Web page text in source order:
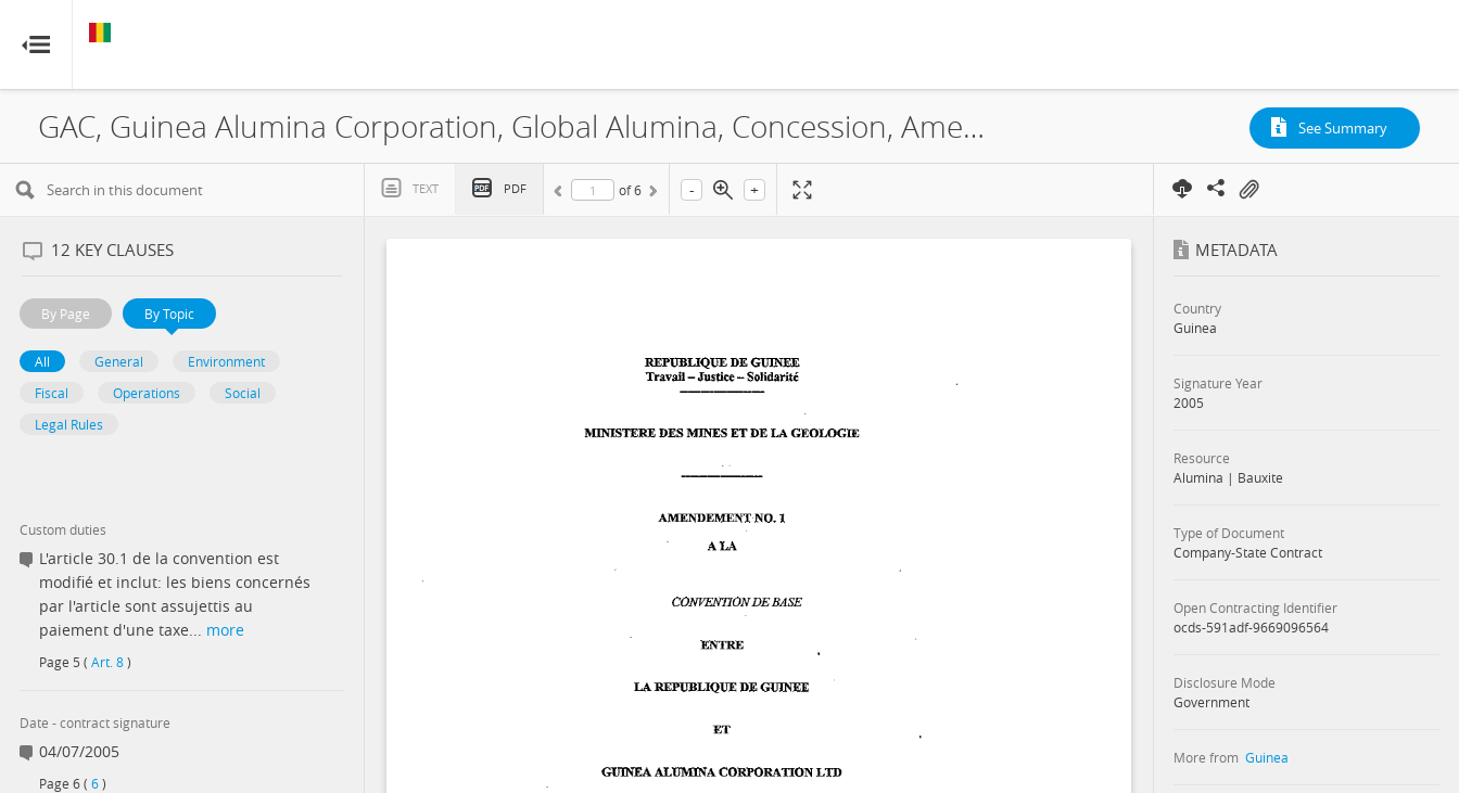
GUINEA
RESOURCE CONTRACTS
Home
FAQs
Guides
Glossary
Contact
GAC, Guinea Alumina Corporation, Global Alumina, Concession, Amendment, 2005 See Summary
TEXT PDF of6 - +
12 KEY CLAUSES
By Page By Topic
All General
Environment
Fiscal
Operations
Social
Legal Rules
Custom duties
L'article 30.1 de la convention est
modifié et inclut: les biens concernés
par l'article sont assujettis au
paiement d'une taxe... more
Page 5 ( Art. 8)
Date - contract signature
04/07/2005
Page 6( 6)
METADATA
Country
Guinea
Signature Year
2005
Resource
Alumina | Bauxite
Type of Document
Company-State Contract
Open Contracting Identifier
ocds-591adf-9669096564
Disclosure Mode
Government
More from Guinea